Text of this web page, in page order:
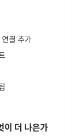
결 추가
더 나은가